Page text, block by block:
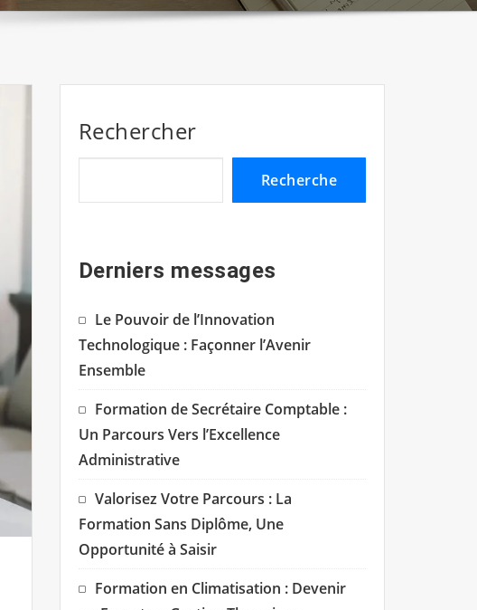
Rechercher
Recherche
Derniers messages
Le Pouvoir de l’Innovation
Technologique : Façonner l’Avenir
Ensemble
Formation de Secrétaire Comptable :
Un Parcours Vers l’Excellence
Administrative
Valorisez Votre Parcours : La
Formation Sans Diplôme, Une
Opportunité à Saisir
Formation en Climatisation : Devenir